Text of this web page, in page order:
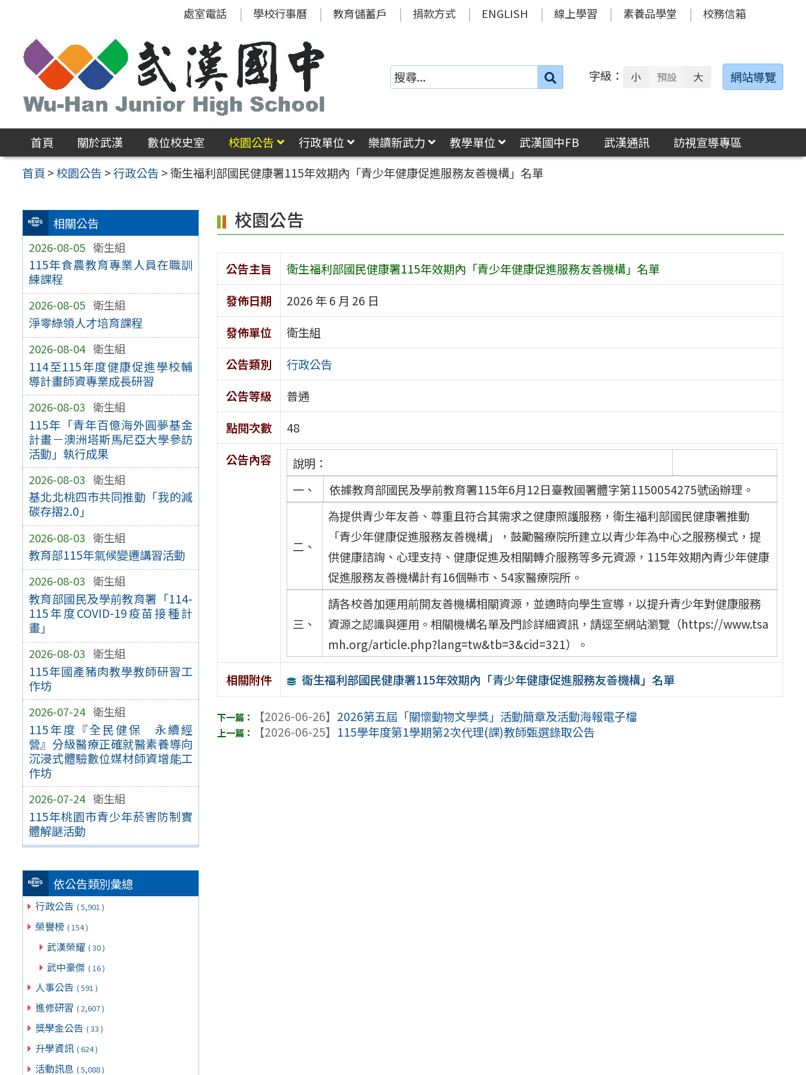
區
處室電話 學校行事曆 教育儲蓄戶 捐款方式 ENGLISH 線上學習 素養品學堂 校務信箱
搜
字級： 小 預設 大 網站導覽
首頁 關於武漢 數位校史室 校園公告 行政單位 樂讀新武力 教學單位 武漢國中FB 武漢通訊
訪視宣導專區
首頁 >校園公告 >行政公告 >衛生福利部國民健康署115年效期內「青少年健康促進服務友善機構」名單
相關公告
2026-08-05 衛生組
115年食農教育專業人員在職訓
練課程
2026-08-05 衛生組
淨零綠領人才培育課程
2026-08-04 衛生組
114至115年度健康促進學校輔
導計畫師資專業成長研習
2026-08-03 衛生組
115年「青年百億海外圓夢基金
計畫－澳洲塔斯馬尼亞大學參訪
活動」執行成果
2026-08-03 衛生組
基北北桃四市共同推動「我的減
碳存摺2.0」
2026-08-03 衛生組
教育部115年氣候變遷講習活動
2026-08-03 衛生組
教育部國民及學前教育署「114-
115年度COVID-19疫苗接種計
畫」
2026-08-03 衛生組
115年國產豬肉教學教師研習工
作坊
2026-07-24 衛生組
115年度『全民健保 永續經
營』分級醫療正確就醫素養導向
沉浸式體驗數位媒材師資增能工
作坊
2026-07-24 衛生組
115年桃園市青少年菸害防制實
體解謎活動
依公告類別彙總
行政公告 ( 5,901 )
榮譽榜 ( 154 )
武漢榮耀 ( 30 )
武中豪傑 ( 16 )
人事公告 ( 591 )
進修研習 ( 2,607 )
獎學金公告 ( 33 )
升學資訊 ( 624 )
活動訊息 ( 5,088 )
校園公告
公告主旨
衛生福利部國民健康署115年效期內「青少年健康促進服務友善機構」名單
發佈日期
2026 年 6 月 26 日
發佈單位
衛生組
公告類別
行政公告
公告等級
普通
點閱次數
48
公告內容
說明：
一、
依據教育部國民及學前教育署115年6月12日臺教國署體字第1150054275號函辦理。
二、
為提供青少年友善、尊重且符合其需求之健康照護服務，衛生福利部國民健康署推動
「青少年健康促進服務友善機構」，鼓勵醫療院所建立以青少年為中心之服務模式，提
供健康諮詢、心理支持、健康促進及相關轉介服務等多元資源，115年效期內青少年健康
促進服務友善機構計有16個縣市、54家醫療院所。
三、
請各校善加運用前開友善機構相關資源，並適時向學生宣導，以提升青少年對健康服務
資源之認識與運用。相關機構名單及門診詳細資訊，請逕至網站瀏覽（https://www.tsa
mh.org/article.php?lang=tw&tb=3&cid=321）。
相關附件 衛生福利部國民健康署115年效期內「青少年健康促進服務友善機構」名單
【2026-06-26】 2026第五屆「關懷動物文學獎」活動簡章及活動海報電子檔
【2026-06-25】 115學年度第1學期第2次代理(課)教師甄選錄取公告